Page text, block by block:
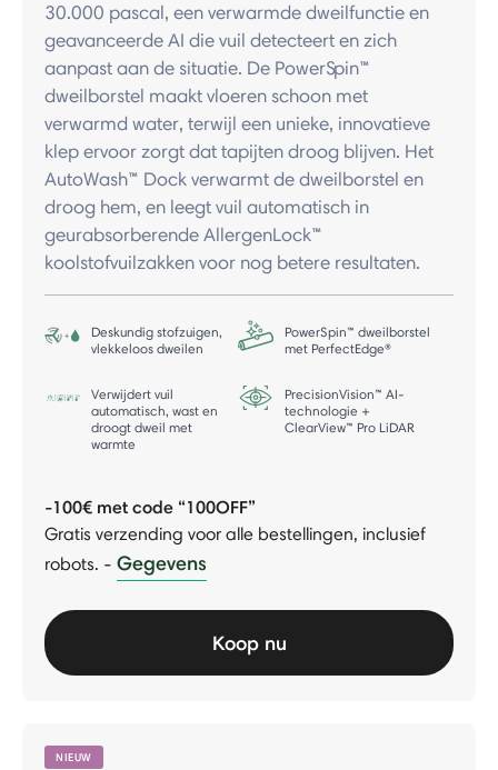
30.000 pascal, een verwarmde dweilfunctie en
geavanceerde AI die vuil detecteert en zich
aanpast aan de situatie. De PowerSpin™
dweilborstel maakt vloeren schoon met
verwarmd water, terwijl een unieke, innovatieve
klep ervoor zorgt dat tapijten droog blijven. Het
AutoWash™ Dock verwarmt de dweilborstel en
droog hem, en leegt vuil automatisch in
geurabsorberende AllergenLock™
koolstofvuilzakken voor nog betere resultaten.
Deskundig stofzuigen,
vlekkeloos dweilen
PowerSpin™ dweilborstel
met PerfectEdge®
Verwijdert vuil
automatisch, wast en
droogt dweil met
warmte
PrecisionVision™ AI-
technologie +
ClearView™ Pro LiDAR
-100€ met code “100OFF”
Gratis verzending voor alle bestellingen, inclusief
robots. - Gegevens
Koop nu
NIEUW